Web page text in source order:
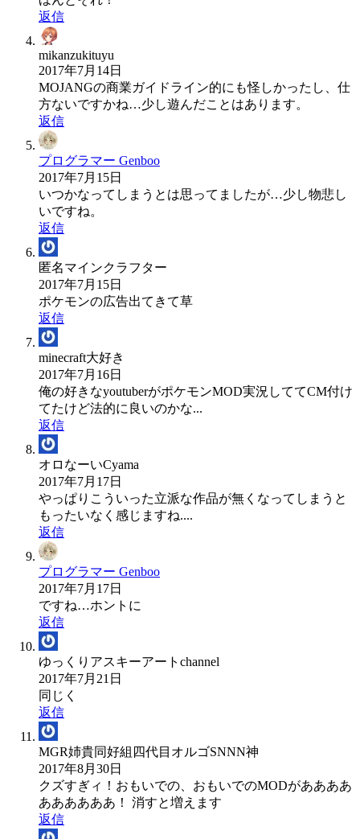
返信
mikanzukituyu
2017年7月14日
MOJANGの商業ガイドライン的にも怪しかったし、仕
方ないですかね…少し遊んだことはあります。
返信
プログラマー Genboo
2017年7月15日
いつかなってしまうとは思ってましたが…少し物悲し
いですね。
返信
匿名マインクラフター
2017年7月15日
ポケモンの広告出てきて草
返信
minecraft大好き
2017年7月16日
俺の好きなyoutuberがポケモンMOD実況しててCM付け
てたけど法的に良いのかな...
返信
オロなーいCyama
2017年7月17日
やっぱりこういった立派な作品が無くなってしまうと
もったいなく感じますね....
返信
プログラマー Genboo
2017年7月17日
ですね…ホントに
返信
ゆっくりアスキーアートchannel
2017年7月21日
同じく
返信
MGR姉貴同好組四代目オルゴSNNN神
2017年8月30日
クズすぎィ！おもいでの、おもいでのMODがああああ
ああああああ！ 消すと増えます
返信